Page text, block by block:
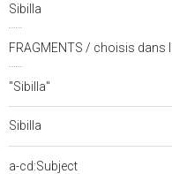
Sibilla
FRAGMENTS / choisis dans
"Sibilla"
Sibilla
a-cd:Subject